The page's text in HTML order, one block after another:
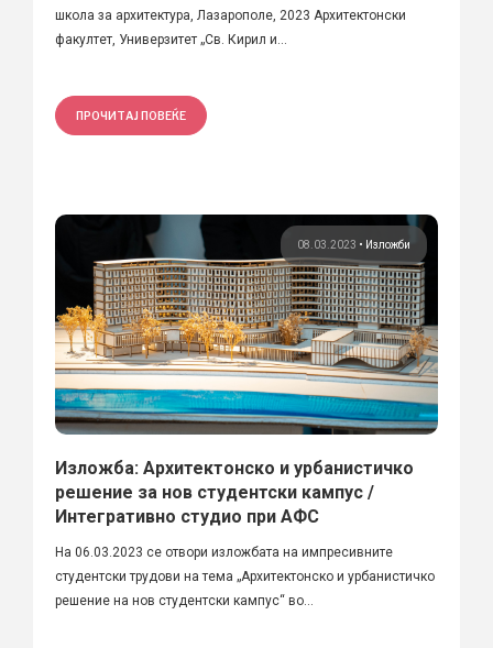
школа за архитектура, Лазарополе, 2023 Архитектонски
факултет, Универзитет „Св. Кирил и...
ПРОЧИТАЈ ПОВЕЌЕ
08.03.2023 • Изложби
Изложба: Архитектонско и урбанистичко
решение за нов студентски кампус /
Интегративно студио при АФС
На 06.03.2023 се отвори изложбата на импресивните
студентски трудови на тема „Архитектонско и урбанистичко
решение на нов студентски кампус“ во...